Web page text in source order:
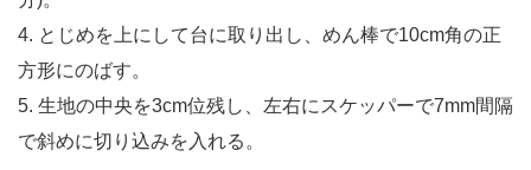
4. とじめを上にして台に取り出し、めん棒で10cm角の正
方形にのばす。
5. 生地の中央を3cm位残し、左右にスケッパーで7mm間隔
で斜めに切り込みを入れる。